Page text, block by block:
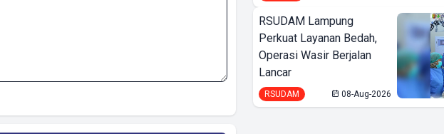
RSUDAM Lampung
Perkuat Layanan Bedah,
Operasi Wasir Berjalan
Lancar
RSUDAM 08-Aug-2026